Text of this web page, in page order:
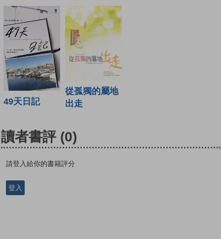
49天日記
從孤獨的屬地
出走
讀者書評 (0)
請登入給你的書籍評分
登入